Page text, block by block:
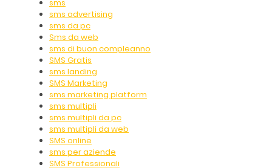
sms
sms advertising
sms da pc
Sms da web
sms di buon compleanno
SMS Gratis
sms landing
SMS Marketing
sms marketing platform
sms multipli
sms multipli da pc
sms multipli da web
SMS online
sms per aziende
SMS Professionali